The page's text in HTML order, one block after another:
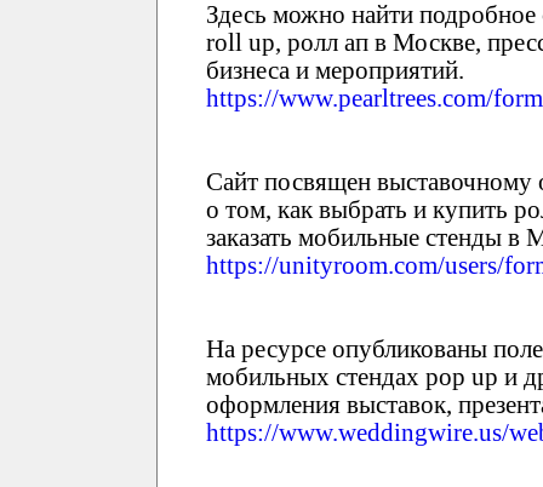
Здесь можно найти
roll up, ролл ап в Москве,
бизнеса и мероприятий.
https://www.pearltrees.com/
Сайт посвящен
о том, как выбрать и купить
заказать мобильные стенды в
https://unityroom.com/users/
На ресурсе опубликованы
мобильных стендах pop up и
оформления выставок,
https://www.weddingwire.us/